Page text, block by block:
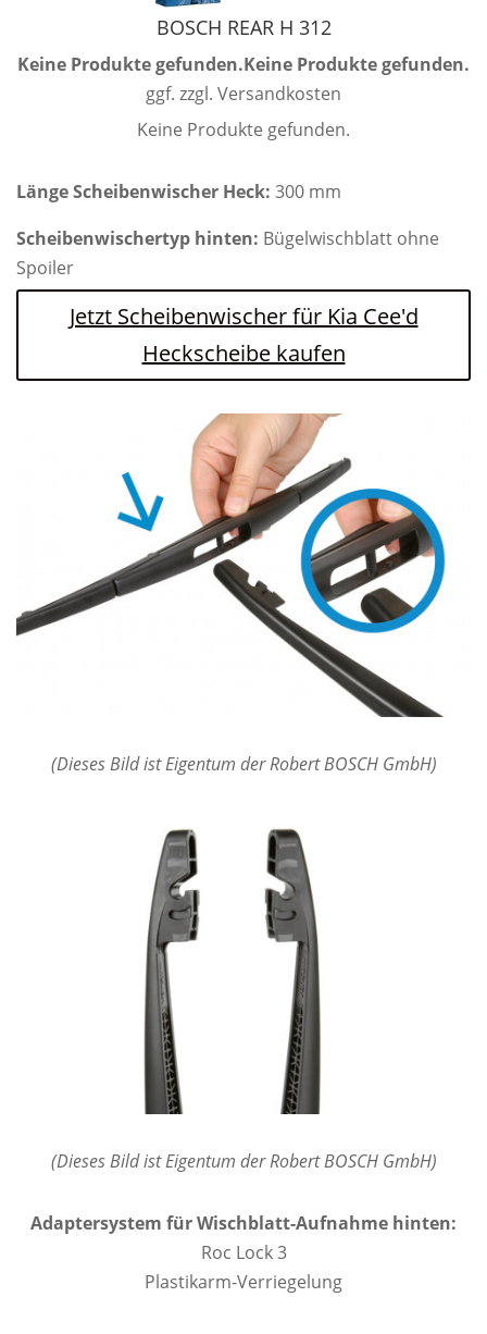
BOSCH REAR H 312
Keine Produkte gefunden.Keine Produkte gefunden.
ggf. zzgl. Versandkosten
Keine Produkte gefunden.
Länge Scheibenwischer Heck: 300 mm
Scheibenwischertyp hinten: Bügelwischblatt ohne
Spoiler
Jetzt Scheibenwischer für Kia Cee'd
Heckscheibe kaufen
(Dieses Bild ist Eigentum der Robert BOSCH GmbH)
(Dieses Bild ist Eigentum der Robert BOSCH GmbH)
Adaptersystem für Wischblatt-Aufnahme hinten:
Roc Lock 3
Plastikarm-Verriegelung